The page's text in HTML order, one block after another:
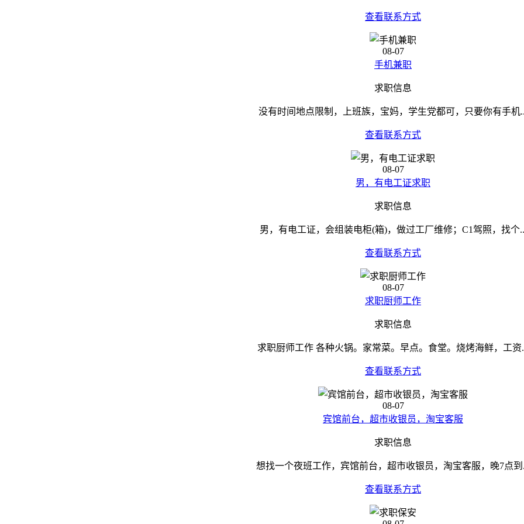
查看联系方式
08-07
手机兼职
求职信息
没有时间地点限制，上班族，宝妈，学生党都可，只要你有手机
查看联系方式
08-07
男，有电工证求职
求职信息
男，有电工证，会组装电柜(箱)，做过工厂维修；C1驾照，找个
查看联系方式
08-07
求职厨师工作
求职信息
求职厨师工作 各种火锅。家常菜。早点。食堂。烧烤海鲜，工资
查看联系方式
08-07
宾馆前台，超市收银员，淘宝客服
求职信息
想找一个夜班工作，宾馆前台，超市收银员，淘宝客服，晚7点到
查看联系方式